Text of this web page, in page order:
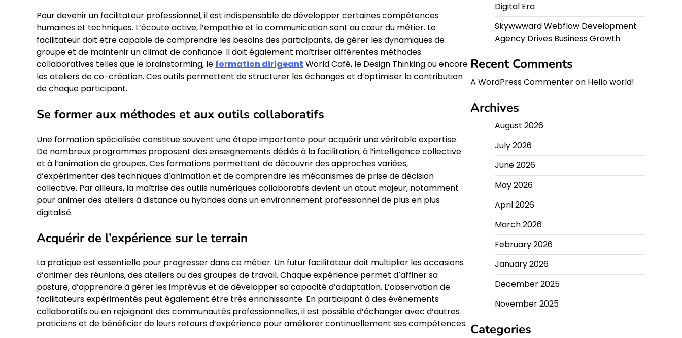
Pour devenir un facilitateur professionnel, il est indispensable de développer certaines compétences
humaines et techniques. L’écoute active, l’empathie et la communication sont au cœur du métier. Le
facilitateur doit être capable de comprendre les besoins des participants, de gérer les dynamiques de
groupe et de maintenir un climat de confiance. Il doit également maîtriser différentes méthodes
collaboratives telles que le brainstorming, le formation dirigeant World Café, le Design Thinking ou encore
les ateliers de co-création. Ces outils permettent de structurer les échanges et d’optimiser la contribution
de chaque participant.
Se former aux méthodes et aux outils collaboratifs
Une formation spécialisée constitue souvent une étape importante pour acquérir une véritable expertise.
De nombreux programmes proposent des enseignements dédiés à la facilitation, à l’intelligence collective
et à l’animation de groupes. Ces formations permettent de découvrir des approches variées,
d’expérimenter des techniques d’animation et de comprendre les mécanismes de prise de décision
collective. Par ailleurs, la maîtrise des outils numériques collaboratifs devient un atout majeur, notamment
pour animer des ateliers à distance ou hybrides dans un environnement professionnel de plus en plus
digitalisé.
Acquérir de l’expérience sur le terrain
La pratique est essentielle pour progresser dans ce métier. Un futur facilitateur doit multiplier les occasions
d’animer des réunions, des ateliers ou des groupes de travail. Chaque expérience permet d’affiner sa
posture, d’apprendre à gérer les imprévus et de développer sa capacité d’adaptation. L’observation de
facilitateurs expérimentés peut également être très enrichissante. En participant à des événements
collaboratifs ou en rejoignant des communautés professionnelles, il est possible d’échanger avec d’autres
praticiens et de bénéficier de leurs retours d’expérience pour améliorer continuellement ses compétences.
Digital Era
Skywwward Webflow Development
Agency Drives Business Growth
Recent Comments
A WordPress Commenteron Hello world!
Archives
August 2026
July 2026
June 2026
May 2026
April 2026
March 2026
February 2026
January 2026
December 2025
November 2025
Categories